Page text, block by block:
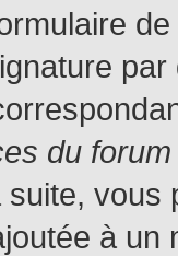
du
suite, vous
à